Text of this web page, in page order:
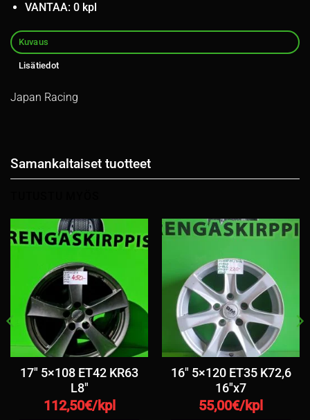
VANTAA: 0 kpl
Kuvaus
Lisätiedot
Japan Racing
Samankaltaiset tuotteet
17″ 5×108 ET42 KR63
L8″
112,50€/kpl
16″ 5×120 ET35 K72,6
16″x7
55,00€/kpl